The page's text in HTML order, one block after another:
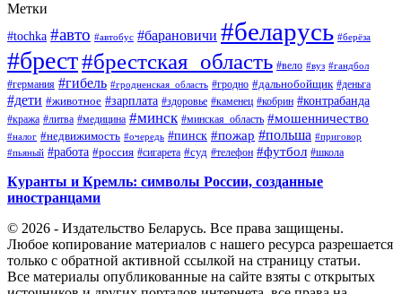
Метки
#tochka #авто #автобус #барановичи #беларусь #берёза
#брест#брестская_область #вело #вуз #гандбол
#германия #гибель #гродненская_область #гродно #дальнобойщик #деньга
#дети #животное #зарплата #здоровье #каменец #кобрин #контрабанда
#кража #литва #медицина #минск #минская_область #мошенничество
#налог #недвижимость #очередь #пинск #пожар #польша #приговор
#пьяный #работа #россия #сигарета #суд #телефон #футбол #школа
Куранты и Кремль: символы России, созданные
иностранцами
© 2026 - Издательство Беларусь. Все права защищены.
Любое копирование материалов с нашего ресурса разрешается
только с обратной активной ссылкой на страницу статьи.
Все материалы опубликованные на сайте взяты с открытых